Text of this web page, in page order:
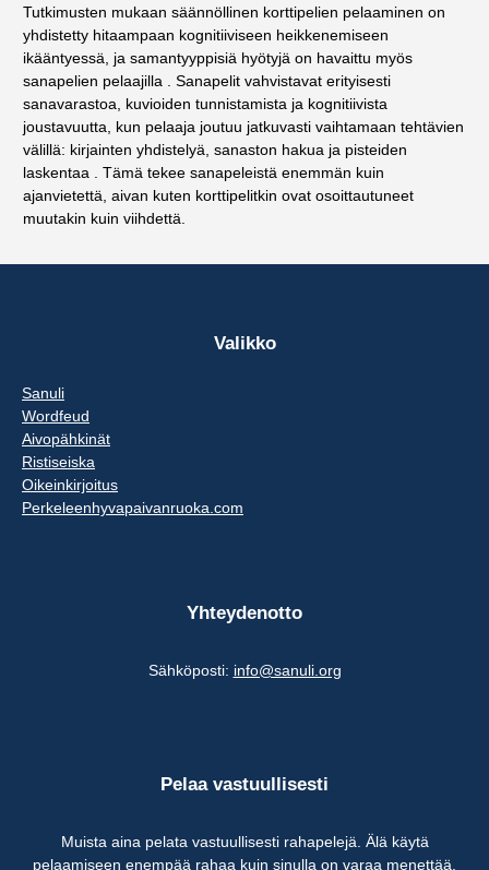
Tutkimusten mukaan säännöllinen korttipelien pelaaminen on
yhdistetty hitaampaan kognitiiviseen heikkenemiseen
ikääntyessä, ja samantyyppisiä hyötyjä on havaittu myös
sanapelien pelaajilla . Sanapelit vahvistavat erityisesti
sanavarastoa, kuvioiden tunnistamista ja kognitiivista
joustavuutta, kun pelaaja joutuu jatkuvasti vaihtamaan tehtävien
välillä: kirjainten yhdistelyä, sanaston hakua ja pisteiden
laskentaa . Tämä tekee sanapeleistä enemmän kuin
ajanvietettä, aivan kuten korttipelitkin ovat osoittautuneet
muutakin kuin viihdettä.
Valikko
Sanuli
Wordfeud
Aivopähkinät
Ristiseiska
Oikeinkirjoitus
Perkeleenhyvapaivanruoka.com
Yhteydenotto
Sähköposti: info@sanuli.org
Pelaa vastuullisesti
Muista aina pelata vastuullisesti rahapelejä. Älä käytä
pelaamiseen enempää rahaa kuin sinulla on varaa menettää.